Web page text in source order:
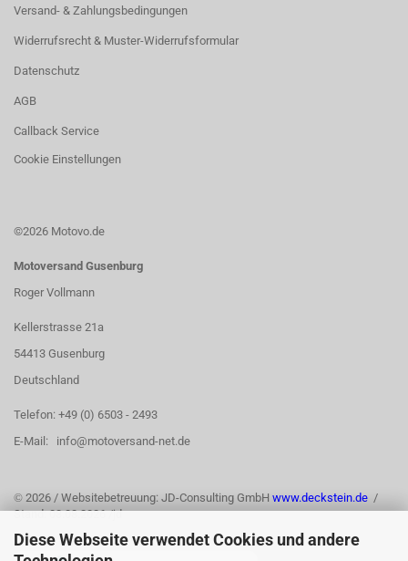
Diese Webseite verwendet Cookies und andere
Versand- & Zahlungsbedingungen
Widerrufsrecht & Muster-Widerrufsformular
Datenschutz
AGB
Callback Service
Cookie Einstellungen
©2026 Motovo.de
Motoversand Gusenburg
Roger Vollmann
Kellerstrasse 21a
54413 Gusenburg
Deutschland
Telefon: +49 (0) 6503 - 2493
E-Mail: info@motoversand-net.de
© 2026 / Websitebetreuung: JD-Consulting GmbH www.deckstein.de /
Stand: 03.08.2026 /jd